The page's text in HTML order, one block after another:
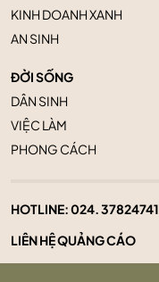
KINH DOANH XANH
AN SINH
ĐỜI SỐNG
DÂN SINH
VIỆC LÀM
PHONG CÁCH
HOTLINE:024. 37824741
LIÊN HỆ QUẢNG CÁO